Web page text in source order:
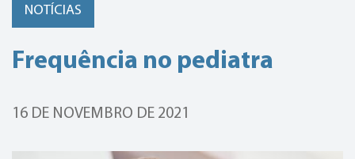
NOTÍCIAS
Frequência no pediatra
16 DE NOVEMBRO DE 2021